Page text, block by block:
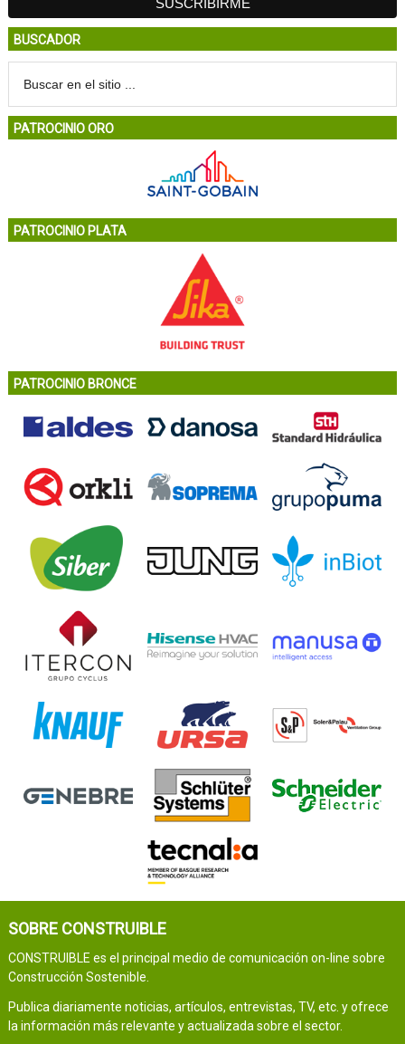
BUSCADOR
PATROCINIO ORO
PATROCINIO PLATA
PATROCINIO BRONCE
SOBRE CONSTRUIBLE
CONSTRUIBLE es el principal medio de comunicación on-line sobre
Construcción Sostenible.
Publica diariamente noticias, artículos, entrevistas, TV, etc. y ofrece
la información más relevante y actualizada sobre el sector.